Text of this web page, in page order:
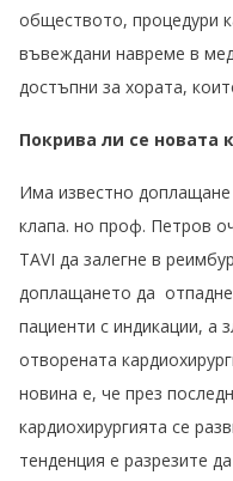
обществото, процедури
въвеждани навреме в
достъпни за хората,
Покрива ли се новата
Има известно
клапа. но проф. Петров
TAVI да залегне в
доплащането да
пациенти с индикации, а
отворената
новина е, че през
кардиохирургията се
тенденция е разрезите